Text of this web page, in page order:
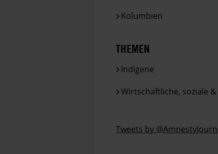
Kolumbien
THEMEN
Indigene
Wirtschaftliche, soziale
Tweets by